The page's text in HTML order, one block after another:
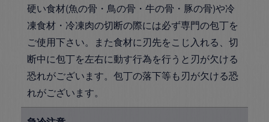
硬い食材(魚の骨・鳥の骨・牛の骨・豚の骨)や冷
凍食材・冷凍肉の切断の際には必ず専門の包丁を
ご使用下さい。また食材に刃先をこじ入れる、切
断中に包丁を左右に動す行為を行うと刃が欠ける
恐れがございます。包丁の落下等も刃が欠ける恐
れがございます。